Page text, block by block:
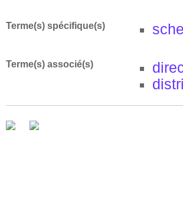
Terme(s) spécifique(s)
Terme(s) associé(s)